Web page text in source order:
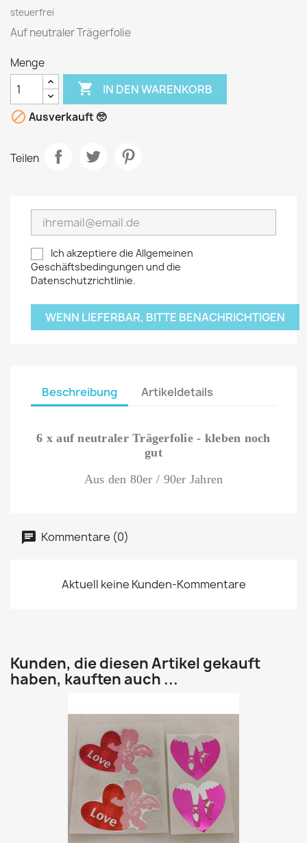
steuerfrei
Auf neutraler Trägerfolie
Menge
 IN DEN WARENKORB
 Ausverkauft 🥺
Teilen
Ich akzeptiere die Allgemeinen
Geschäftsbedingungen und die
Datenschutzrichtlinie.
WENN LIEFERBAR, BITTE BENACHRICHTIGEN
Beschreibung Artikeldetails
6 x auf neutraler Trägerfolie - kleben noch
gut
Aus den 80er / 90er Jahren
Kommentare (0)
Aktuell keine Kunden-Kommentare
Kunden, die diesen Artikel gekauft
haben, kauften auch ...